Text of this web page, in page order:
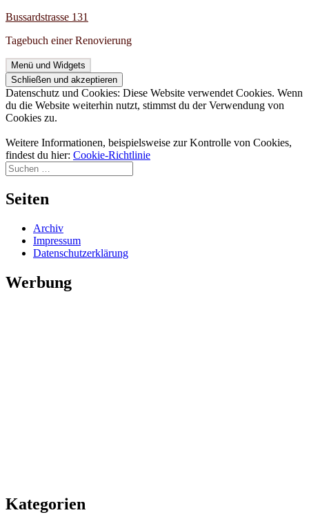
Zum
springen
Bussardstrasse 131
Tagebuch einer Renovierung
Menü und Widgets
Datenschutz und Cookies: Diese Website verwendet Cookies. Wenn
du die Website weiterhin nutzt, stimmst du der Verwendung von
Cookies zu.
Weitere Informationen, beispielsweise zur Kontrolle von Cookies,
findest du hier: Cookie-Richtlinie
Suchen
nach:
Seiten
Archiv
Impressum
Datenschutzerklärung
Werbung
Kategorien